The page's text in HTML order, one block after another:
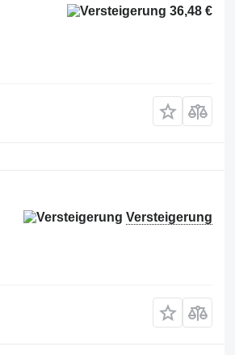
36,48 €
Versteigerung